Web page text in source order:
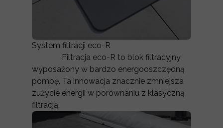
System filtracji eco-R
Filtracja eco-R to blok filtracyjny
wyposażony w bardzo energooszczędną
pompę. Ta innowacja znacznie zmniejsza
zużycie energii w porównaniu z klasyczną
filtracją.